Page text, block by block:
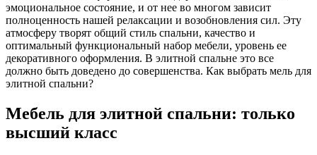
эмоциональное состояние, и от нее во многом зависит
полноценность нашей релаксации и возобновления сил. Эту
атмосферу творят общий стиль спальни, качество и
оптимальный функциональный набор мебели, уровень ее
декоративного оформления. В элитной спальне это все
должно быть доведено до совершенства. Как выбрать мель для
элитной спальни?
Мебель для элитной спальни: только
высший класс